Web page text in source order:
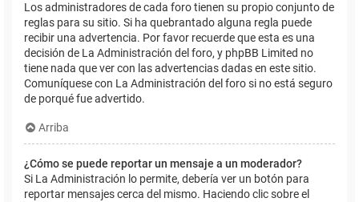
Los administradores de cada foro tienen su propio conjunto de
reglas para su sitio. Si ha quebrantado alguna regla puede
recibir una advertencia. Por favor recuerde que esta es una
decisión de La Administración del foro, y phpBB Limited no
tiene nada que ver con las advertencias dadas en este sitio.
Comuníquese con La Administración del foro si no está seguro
de porqué fue advertido.
Arriba
¿Cómo se puede reportar un mensaje a un moderador?
Si La Administración lo permite, debería ver un botón para
reportar mensajes cerca del mismo. Haciendo clic sobre el